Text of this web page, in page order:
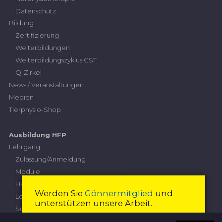
Datenschutz
Bildung
Zertifizierung
Weiterbildungen
Weiterbildungszyklus CST
Q-Zirkel
News / Veranstaltungen
Medien
Tierphysio-Shop
Ausbildung HFP
Lehrgang
Zulassung/Anmeldung
Module
Handlungskompetenzen
Leistungskriterien
Subventionierung
Werden Sie Gönnermitglied und
unterstützen unsere Arbeit.